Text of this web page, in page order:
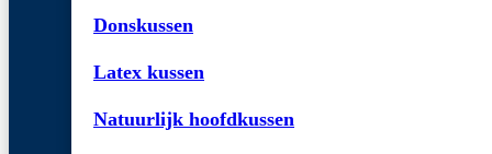
Donskussen
Latex kussen
Natuurlijk hoofdkussen